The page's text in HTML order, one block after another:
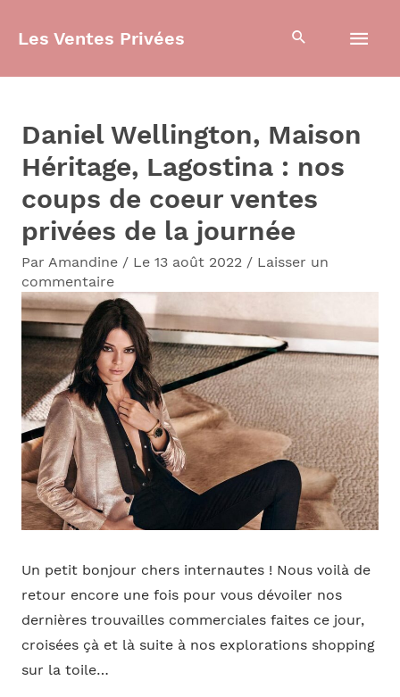
Les Ventes Privées
Daniel Wellington, Maison
Héritage, Lagostina : nos
coups de coeur ventes
privées de la journée
Par Amandine / Le 13 août 2022 / Laisser un
commentaire
Un petit bonjour chers internautes ! Nous voilà de
retour encore une fois pour vous dévoiler nos
dernières trouvailles commerciales faites ce jour,
croisées çà et là suite à nos explorations shopping
sur la toile…